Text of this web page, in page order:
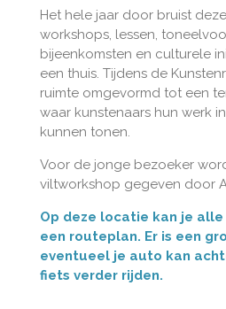
Het hele jaar door bruist
workshops, lessen,
bijeenkomsten en culturele
een thuis. Tijdens de
ruimte omgevormd tot een
waar kunstenaars hun werk
kunnen tonen.
Voor de jonge bezoeker
viltworkshop gegeven door
Op deze locatie kan je
een routeplan. Er is een
eventueel je auto kan
fiets verder rijden.